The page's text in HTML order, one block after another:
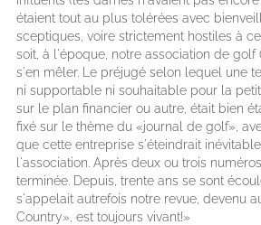
étaient tout au plus tolérées avec
sceptiques, voire strictement hostiles à
soit, à l'époque, notre association de golf
s'en mêler. Le préjugé selon lequel une
ni supportable ni souhaitable pour la
sur le plan financier ou autre, était bien
fixé sur le thème du «journal de golf»,
que cette entreprise s'éteindrait
l'association. Après deux ou trois
terminée. Depuis, trente ans se sont
s'appelait autrefois notre revue, devenu
Country», est toujours vivant!»